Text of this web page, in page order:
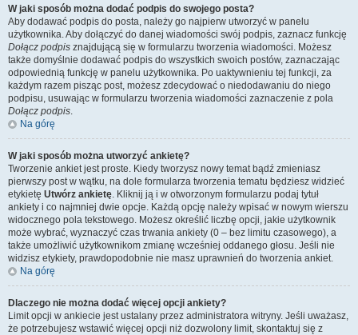
W jaki sposób można dodać podpis do swojego posta?
Aby dodawać podpis do posta, należy go najpierw utworzyć w panelu
użytkownika. Aby dołączyć do danej wiadomości swój podpis, zaznacz funkcję
Dołącz podpis znajdującą się w formularzu tworzenia wiadomości. Możesz
także domyślnie dodawać podpis do wszystkich swoich postów, zaznaczając
odpowiednią funkcję w panelu użytkownika. Po uaktywnieniu tej funkcji, za
każdym razem pisząc post, możesz zdecydować o niedodawaniu do niego
podpisu, usuwając w formularzu tworzenia wiadomości zaznaczenie z pola
Dołącz podpis.
Na górę
W jaki sposób można utworzyć ankietę?
Tworzenie ankiet jest proste. Kiedy tworzysz nowy temat bądź zmieniasz
pierwszy post w wątku, na dole formularza tworzenia tematu będziesz widzieć
etykietę Utwórz ankietę. Kliknij ją i w otworzonym formularzu podaj tytuł
ankiety i co najmniej dwie opcje. Każdą opcję należy wpisać w nowym wierszu
widocznego pola tekstowego. Możesz określić liczbę opcji, jakie użytkownik
może wybrać, wyznaczyć czas trwania ankiety (0 – bez limitu czasowego), a
także umożliwić użytkownikom zmianę wcześniej oddanego głosu. Jeśli nie
widzisz etykiety, prawdopodobnie nie masz uprawnień do tworzenia ankiet.
Na górę
Dlaczego nie można dodać więcej opcji ankiety?
Limit opcji w ankiecie jest ustalany przez administratora witryny. Jeśli uważasz,
że potrzebujesz wstawić więcej opcji niż dozwolony limit, skontaktuj się z